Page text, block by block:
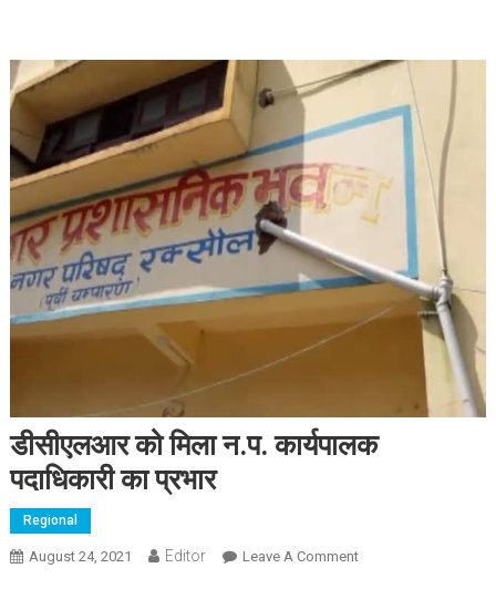
डीसीएलआर को मिला न.प. कार्यपालक
पदाधिकारी का प्रभार
Regional
August 24, 2021 Editor Leave A CommentOn डीसीएलआर को मिला